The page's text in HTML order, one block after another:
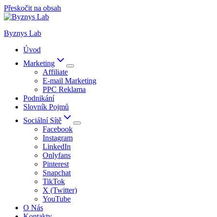
Přeskočit na obsah
Byznys Lab
Úvod
Marketing
Affiliate
E-mail Marketing
PPC Reklama
Podnikání
Slovník Pojmů
Sociální Sítě
Facebook
Instagram
LinkedIn
Onlyfans
Pinterest
Snapchat
TikTok
X (Twitter)
YouTube
O Nás